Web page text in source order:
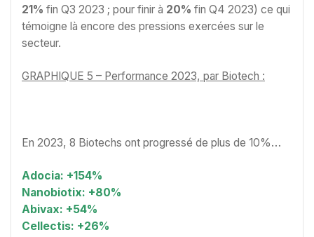
21% fin Q3 2023 ; pour finir à 20% fin Q4 2023) ce qui
témoigne là encore des pressions exercées sur le
secteur.
GRAPHIQUE 5 – Performance 2023, par Biotech :
En 2023, 8 Biotechs ont progressé de plus de 10%…
Adocia: +154%
Nanobiotix: +80%
Abivax: +54%
Cellectis: +26%